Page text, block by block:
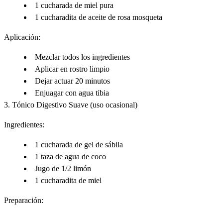
1 cucharada de miel pura
1 cucharadita de aceite de rosa mosqueta
Aplicación:
Mezclar todos los ingredientes
Aplicar en rostro limpio
Dejar actuar 20 minutos
Enjuagar con agua tibia
3. Tónico Digestivo Suave (uso ocasional)
Ingredientes:
1 cucharada de gel de sábila
1 taza de agua de coco
Jugo de 1/2 limón
1 cucharadita de miel
Preparación: